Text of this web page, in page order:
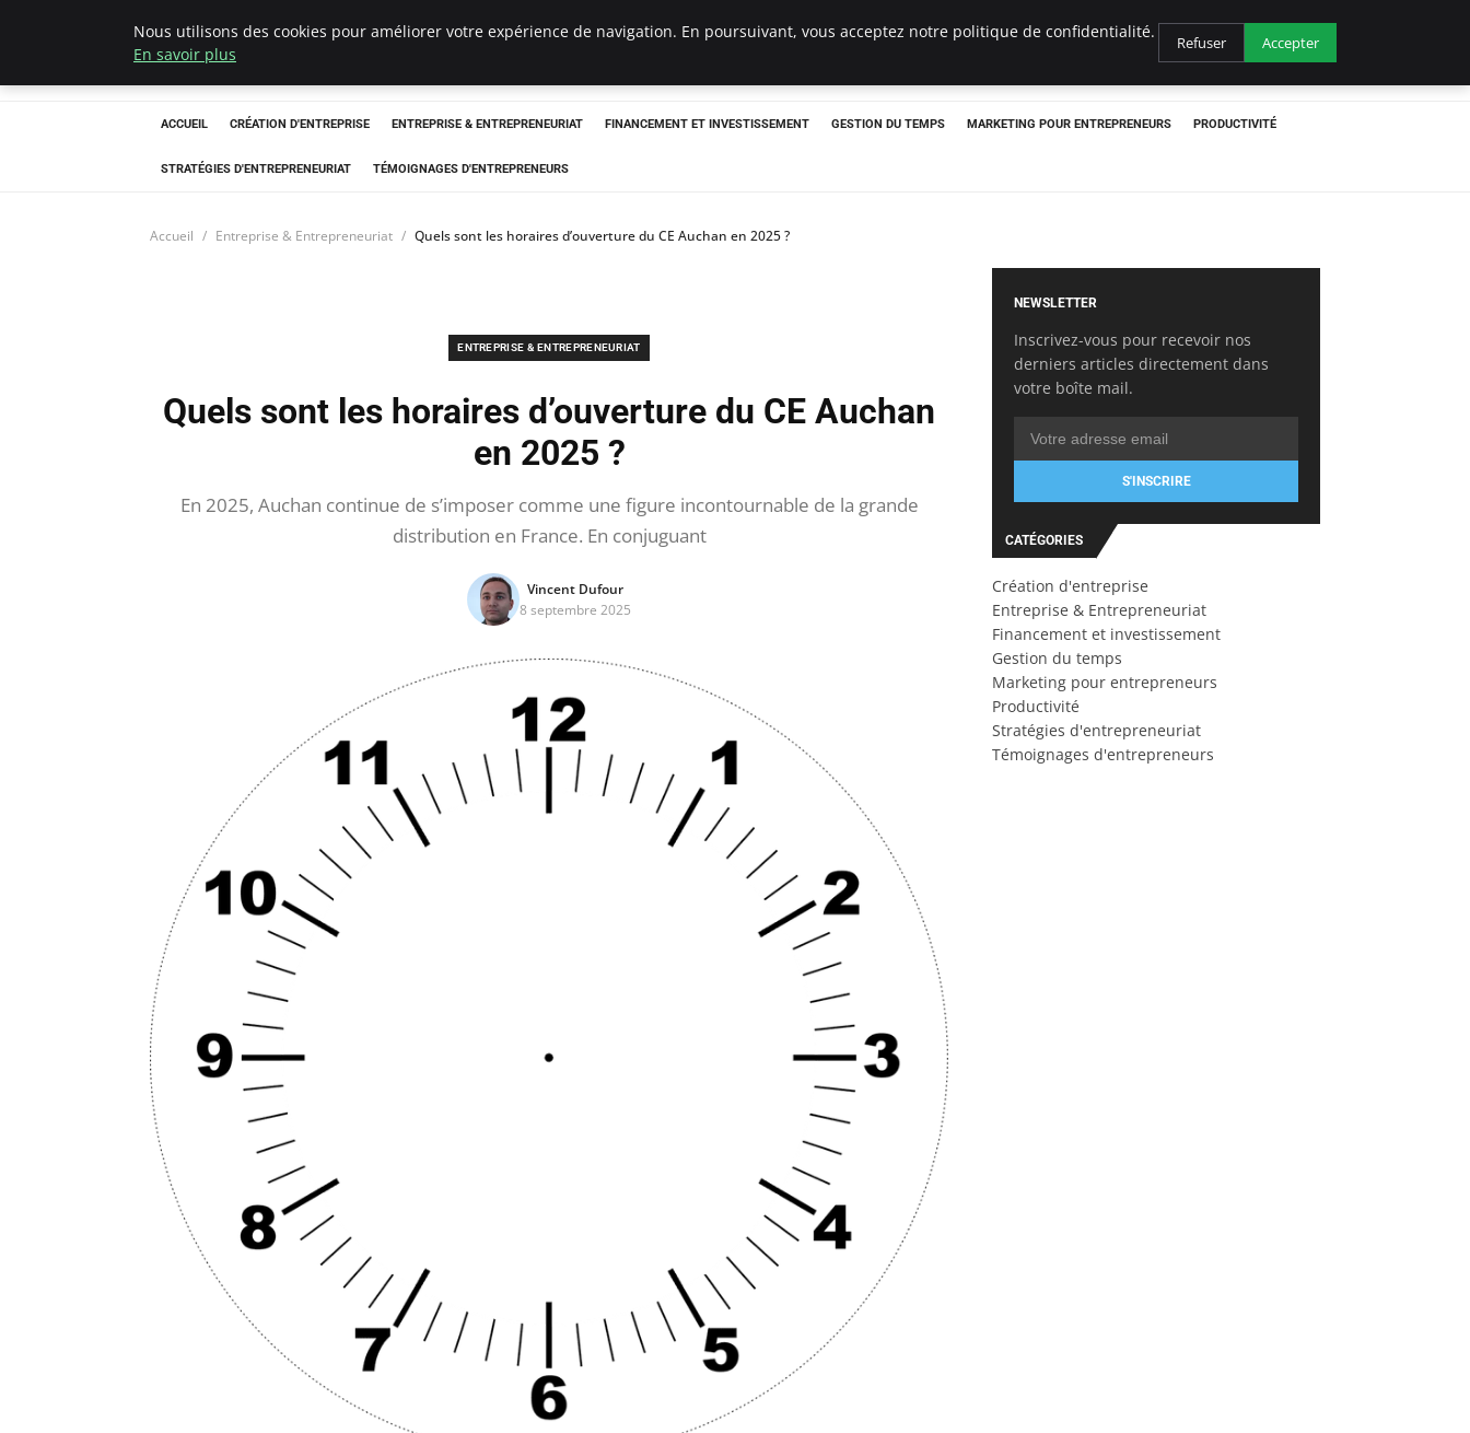
LECFCM
ACCUEIL CRÉATION D'ENTREPRISE ENTREPRISE & ENTREPRENEURIAT FINANCEMENT ET INVESTISSEMENT GESTION DU TEMPS MARKETING POUR ENTREPRENEURS PRODUCTIVITÉ
STRATÉGIES D'ENTREPRENEURIAT TÉMOIGNAGES D'ENTREPRENEURS
Accueil Entreprise & Entrepreneuriat Quels sont les horaires d’ouverture du CE Auchan en 2025 ?
ENTREPRISE & ENTREPRENEURIAT
Quels sont les horaires d’ouverture du CE Auchan
en 2025 ?
En 2025, Auchan continue de s’imposer comme une figure incontournable de la grande
distribution en France. En conjuguant
Vincent Dufour
8 septembre 2025
NEWSLETTER
Inscrivez-vous pour recevoir nos
derniers articles directement dans
votre boîte mail.
S'INSCRIRE
CATÉGORIES
Création d'entreprise
Entreprise & Entrepreneuriat
Financement et investissement
Gestion du temps
Marketing pour entrepreneurs
Productivité
Stratégies d'entrepreneuriat
Témoignages d'entrepreneurs
Nous utilisons des cookies pour améliorer votre expérience de navigation. En poursuivant, vous acceptez notre politique de confidentialité.
En savoir plus
Refuser Accepter